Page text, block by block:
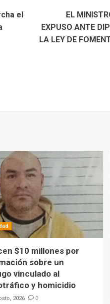
el
EL
EXPUSO ANTE
LA LEY DE
$10 millones por
sobre un
vinculado al
y homicidio
2026 0